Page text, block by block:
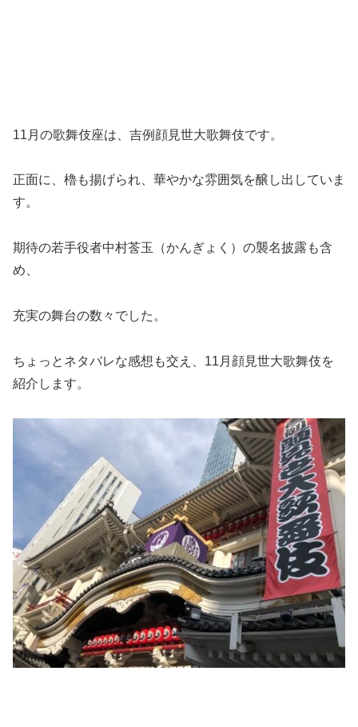
11月の歌舞伎座は、吉例顔見世大歌舞伎です。
正面に、櫓も揚げられ、華やかな雰囲気を醸し出していま
す。
期待の若手役者中村莟玉（かんぎょく）の襲名披露も含
め、
充実の舞台の数々でした。
ちょっとネタバレな感想も交え、11月顔見世大歌舞伎を
紹介します。